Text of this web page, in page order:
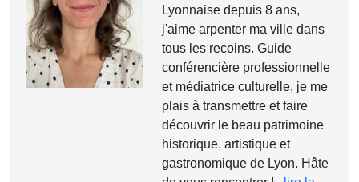
Lyonnaise depuis 8 ans,
j'aime arpenter ma ville dans
tous les recoins. Guide
conférencière professionnelle
et médiatrice culturelle, je me
plais à transmettre et faire
découvrir le beau patrimoine
historique, artistique et
gastronomique de Lyon. Hâte